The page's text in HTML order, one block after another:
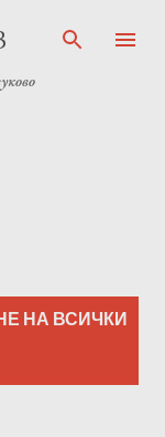
matrix)
НА ВСИЧКИ